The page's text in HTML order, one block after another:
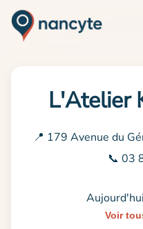
L'Atelier
📍 179 Avenue du
📞 03
Voir